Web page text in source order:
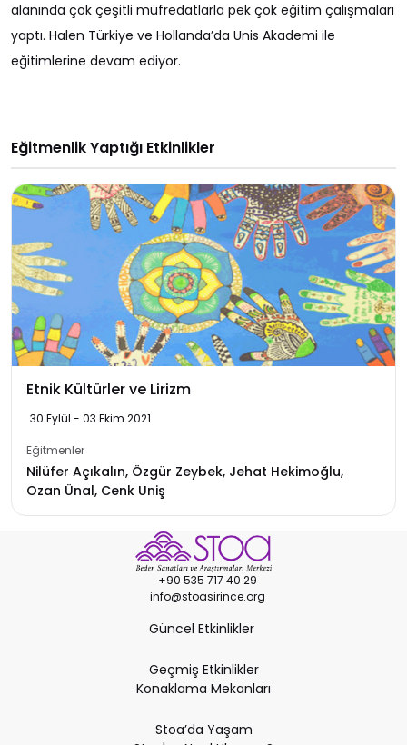
alanında çok çeşitli müfredatlarla pek çok eğitim çalışmaları
yaptı. Halen Türkiye ve Hollanda’da Unis Akademi ile
eğitimlerine devam ediyor.
Eğitmenlik Yaptığı Etkinlikler
Etnik Kültürler ve Lirizm
30 Eylül - 03 Ekim 2021
Eğitmenler
Nilüfer Açıkalın, Özgür Zeybek, Jehat Hekimoğlu,
Ozan Ünal, Cenk Uniş
+90 535 717 40 29
info@stoasirince.org
Güncel Etkinlikler
Geçmiş Etkinlikler
Konaklama Mekanları
Stoa’da Yaşam